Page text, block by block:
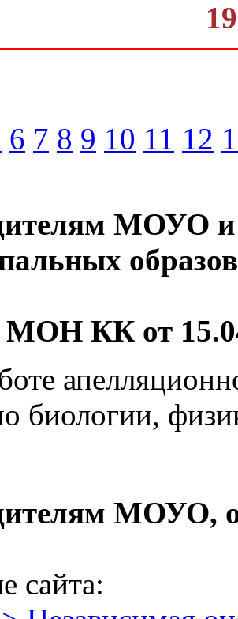
6 7 8 9 10 11 12
МОУО
КК от
биологии,
МОУО,
сайта: